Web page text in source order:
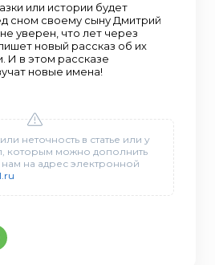
или истории будет
сном своему сыну Дмитрий
уверен, что лет через
новый рассказ об их
И в этом рассказе
новые имена!
неточность в статье или у
которым можно дополнить
нам на адрес электронной